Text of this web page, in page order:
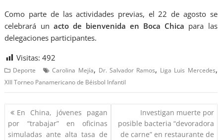
Como parte de las actividades previas, el 22 de agosto se
celebrará un acto de bienvenida en Boca Chica para las
delegaciones participantes.
Visitas: 492
Deporte Carolina Mejía, Dr. Salvador Ramos, Liga Luis Mercedes,
XIII Torneo Panamericano de Béisbol Infantil
En China, jóvenes pagan
por “trabajar” en oficinas
simuladas ante alta tasa de
Investigan muerte por
posible bacteria “devoradora
de carne” en restaurante de